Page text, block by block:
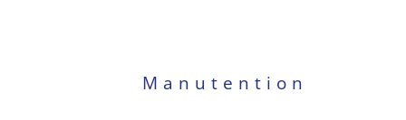
Manutention